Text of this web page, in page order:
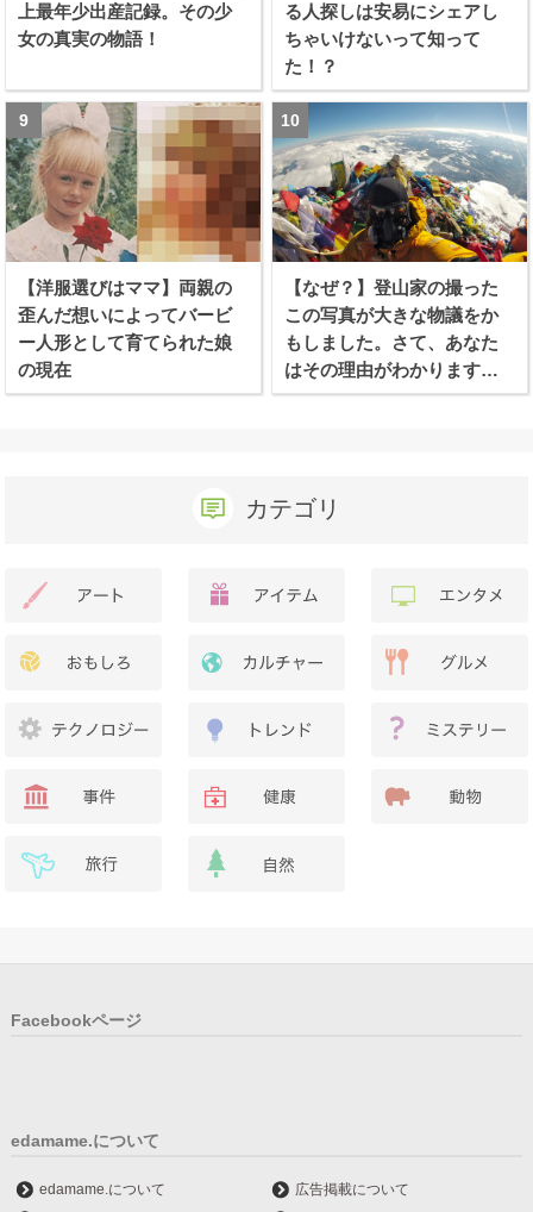
上最年少出産記録。その少
女の真実の物語！
る人探しは安易にシェアし
ちゃいけないって知って
た！？
【洋服選びはママ】両親の
歪んだ想いによってバービ
ー人形として育てられた娘
の現在
【なぜ？】登山家の撮った
この写真が大きな物議をか
もしました。さて、あなた
はその理由がわかります
か？
カテゴリ
Facebookページ
edamame.について
edamame.について
広告掲載について